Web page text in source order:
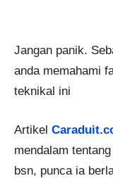
Jangan panik.
anda memahami
teknikal ini
Artikel
mendalam
bsn, punca ia